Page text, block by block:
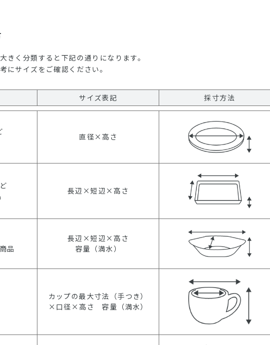
きく分類すると下記の通りになります。
にサイズをご確認ください。
サイズ表記 採寸方法
直径×高さ
長辺×短辺×高さ
品
長辺×短辺×高さ
容量（満水）
カップの最大寸法（手つき）
×口径×高さ 容量（満水）